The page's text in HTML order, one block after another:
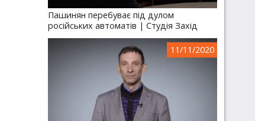
Пашинян перебуває під дулом
російських автоматів | Студія Захід
11/11/2020